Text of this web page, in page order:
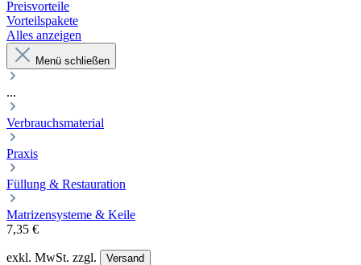
Preisvorteile
Vorteilspakete
Alles anzeigen
Menü schließen
...
Verbrauchsmaterial
Praxis
Füllung & Restauration
Matrizensysteme & Keile
7,35 €
exkl. MwSt. zzgl. Versand